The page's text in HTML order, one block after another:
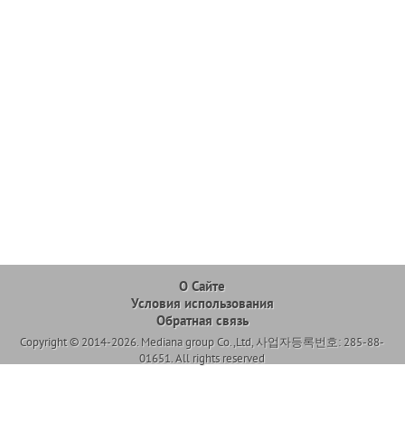
О Сайте
Условия использования
Обратная связь
Copyright © 2014-2026. Mediana group Co.,Ltd, 사업자등록번호: 285-88-
01651. All rights reserved